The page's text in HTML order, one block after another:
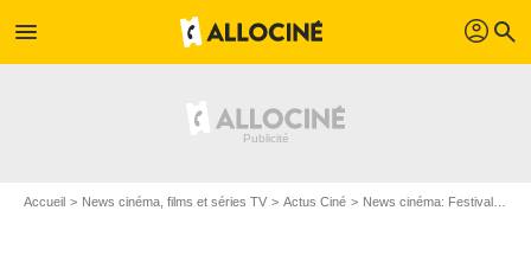
menu profil search
Accueil News cinéma, films et séries TV Actus Ciné News cinéma: Festivals